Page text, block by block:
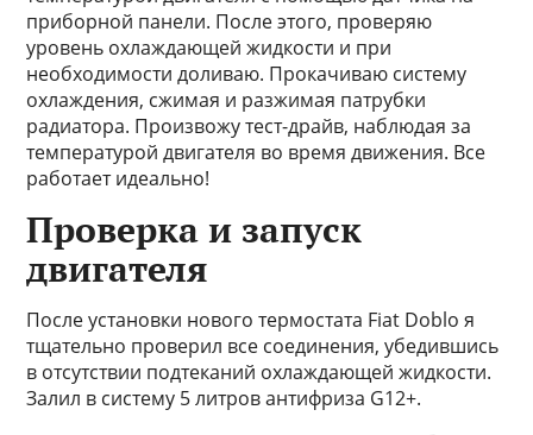
приборной панели. После этого, проверяю
уровень охлаждающей жидкости и при
необходимости доливаю. Прокачиваю систему
охлаждения, сжимая и разжимая патрубки
радиатора. Произвожу тест-драйв, наблюдая за
температурой двигателя во время движения. Все
работает идеально!
Проверка и запуск
двигателя
После установки нового термостата Fiat Doblo я
тщательно проверил все соединения, убедившись
в отсутствии подтеканий охлаждающей жидкости.
Залил в систему 5 литров антифриза G12+.